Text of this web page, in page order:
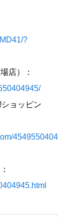
?
店）：
ョッピン
4549550404